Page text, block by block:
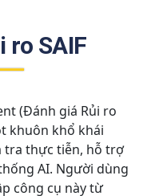
ro SAIF
(Đánh giá Rủi ro
khuôn khổ khái
tra thực tiễn, hỗ trợ
AI. Người dùng
công cụ này từ